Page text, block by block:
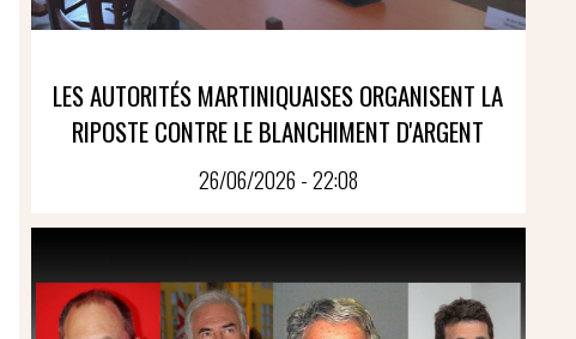
LES AUTORITÉS MARTINIQUAISES ORGANISENT LA
RIPOSTE CONTRE LE BLANCHIMENT D'ARGENT
26/06/2026 - 22:08